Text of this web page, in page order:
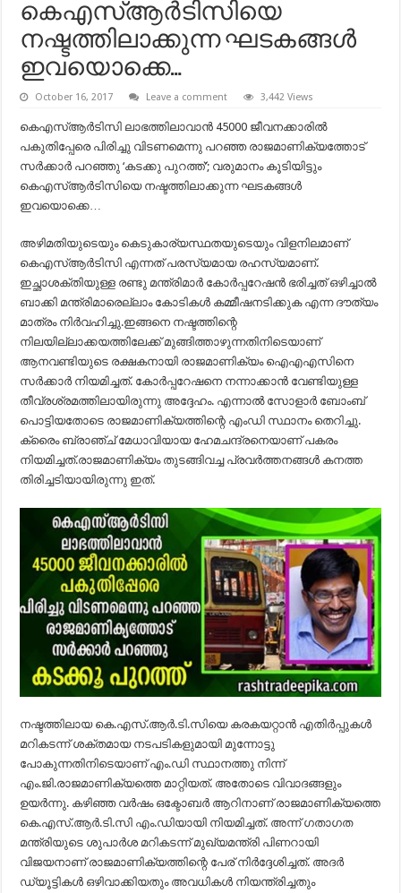
കെഎസ്ആര്‍ടിസിയെ
നഷ്ടത്തിലാക്കുന്ന ഘടകങ്ങള്‍
ഇവയൊക്കെ…
October 16, 2017 Leave a comment 3,442 Views
കെഎസ്ആര്‍ടിസി ലാഭത്തിലാവാന്‍ 45000 ജീവനക്കാരില്‍
പകുതിപ്പേരെ പിരിച്ചു വിടണമെന്നു പറഞ്ഞ രാജമാണിക്യത്തോട്
സര്‍ക്കാര്‍ പറഞ്ഞു ‘കടക്കു പുറത്ത്’; വരുമാനം കൂടിയിട്ടും
കെഎസ്ആര്‍ടിസിയെ നഷ്ടത്തിലാക്കുന്ന ഘടകങ്ങള്‍
ഇവയൊക്കെ…
അഴിമതിയുടെയും കെടുകാര്യസ്ഥതയുടെയും വിളനിലമാണ്
കെഎസ്ആര്‍ടിസി എന്നത് പരസ്യമായ രഹസ്യമാണ്.
ഇച്ഛാശക്തിയുള്ള രണ്ടു മന്ത്രിമാര്‍ കോര്‍പ്പറേഷന്‍ ഭരിച്ചത് ഒഴിച്ചാല്‍
ബാക്കി മന്ത്രിമാരെല്ലാം കോടികള്‍ കമ്മീഷനടിക്കുക എന്ന ദൗത്യം
മാത്രം നിര്‍വഹിച്ചു.ഇങ്ങനെ നഷ്ടത്തിന്റെ
നിലയില്ലാക്കയത്തിലേക്ക് മുങ്ങിത്താഴുന്നതിനിടെയാണ്
ആനവണ്ടിയുടെ രക്ഷകനായി രാജമാണിക്യം ഐഎഎസിനെ
സര്‍ക്കാര്‍ നിയമിച്ചത്. കോര്‍പ്പറേഷനെ നന്നാക്കാന്‍ വേണ്ടിയുള്ള
തീവ്രശ്രമത്തിലായിരുന്നു അദ്ദേഹം. എന്നാല്‍ സോളാര്‍ ബോംബ്
പൊട്ടിയതോടെ രാജമാണിക്യത്തിന്റെ എംഡി സ്ഥാനം തെറിച്ചു.
ക്രൈം ബ്രാഞ്ച് മേധാവിയായ ഹേമചന്ദ്രനെയാണ് പകരം
നിയമിച്ചത്.രാജമാണിക്യം തുടങ്ങിവച്ച പ്രവര്‍ത്തനങ്ങള്‍ കനത്ത
തിരിച്ചടിയായിരുന്നു ഇത്.
നഷ്ടത്തിലായ കെ.എസ്.ആര്‍.ടി.സിയെ കരകയറ്റാന്‍ എതിര്‍പ്പുകള്‍
മറികടന്ന് ശക്തമായ നടപടികളുമായി മുന്നോട്ടു
പോകുന്നതിനിടെയാണ് എം.ഡി സ്ഥാനത്തു നിന്ന്
എം.ജി.രാജമാണിക്യത്തെ മാറ്റിയത്. അതോടെ വിവാദങ്ങളും
ഉയര്‍ന്നു. കഴിഞ്ഞ വര്‍ഷം ഒക്ടോബര്‍ ആറിനാണ് രാജമാണിക്യത്തെ
കെ.എസ്.ആര്‍.ടി.സി എം.ഡിയായി നിയമിച്ചത്. അന്ന് ഗതാഗത
മന്ത്രിയുടെ ശുപാര്‍ശ മറികടന്ന് മുഖ്യമന്ത്രി പിണറായി
വിജയനാണ് രാജമാണിക്യത്തിന്റെ പേര് നിര്‍ദ്ദേശിച്ചത്. അദര്‍
ഡ്യൂട്ടികള്‍ ഒഴിവാക്കിയതും അവധികള്‍ നിയന്ത്രിച്ചതും